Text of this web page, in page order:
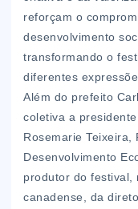
reforçam o
desenvolvimento
transformando o
diferentes
Além do prefeito
coletiva a
Rosemarie Teixeira,
Desenvolvimento
produtor do festival,
canadense, da